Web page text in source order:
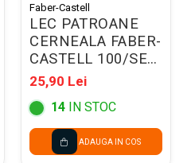
Faber-Castell
LEC PATROANE
CERNEALA FABER-
CASTELL 100/SET
ALBASTRE
FC185500
25,90 Lei
14 IN STOC
ADAUGA IN COS